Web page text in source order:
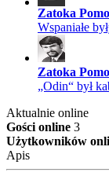
Zatoka
Wspaniałe
Zatoka
„Odin“ był
Aktualnie online
Gości online 3
Użytkowników
Apis